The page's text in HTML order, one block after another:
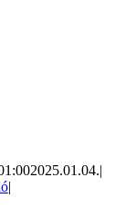
2025.01.04.|
|